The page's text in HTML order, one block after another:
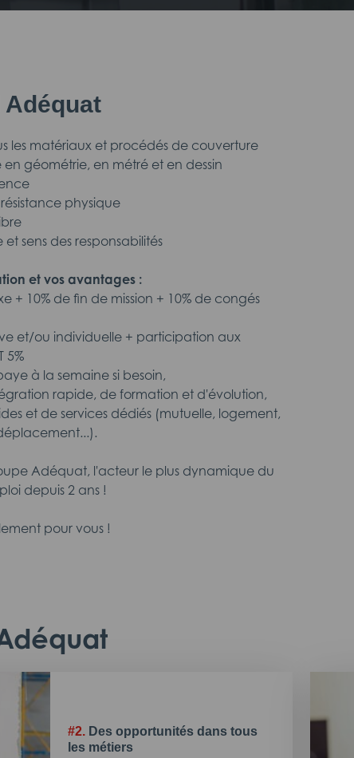
les matériaux et procédés de couverture
géométrie, en métré et en dessin
physique
sens des responsabilités
et vos avantages :
+ 10% de fin de mission + 10% de congés
et/ou individuelle + participation aux
5%
à la semaine si besoin,
rapide, de formation et d'évolution,
et de services dédiés (mutuelle, logement,
Adéquat, l'acteur le plus dynamique du
depuis 2 ans !
pour vous !
#2. Des opportunités dans tous
les métiers